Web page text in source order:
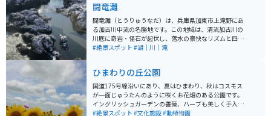
闘竜灘
闘竜灘（とうりゅうなだ）は、兵庫県加東市上滝野にあ
る加古川中流の名勝地です。この地域は、清流加古川の
川底に奇岩・怪石が起伏し、落水の豪快なリズムと四季
折々の水模様が魅力的なスポットとして知られていま
が激流や滝を形成しており、自然の力強さを感じること
ができる場所です。その壮大な自然景観に圧倒されま
す。また、この地域はハイキングや散策にも適してお
り、自然を楽しみながら健康的なアクティビティを楽し
むことができます。四季折々の美しい景色を楽しむこと
#絶景スポット #湖｜川｜滝
ひまわりの丘公園
国道175号線沿いにあり、夏はひまわり、秋はコスモス
が一面じゅうたんのように咲くお花畑のある公園です。
イングリッシュガーデンの薔薇、ハーブも美しく手入れ
され、流れる小川、池もあります。 市民の憩いの場所に
#絶景スポット #文化施設#動植物園